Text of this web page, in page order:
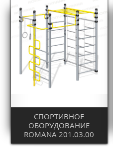
СПОРТИВНОЕ
ОБОРУДОВАНИЕ
ROMANA 201.03.00